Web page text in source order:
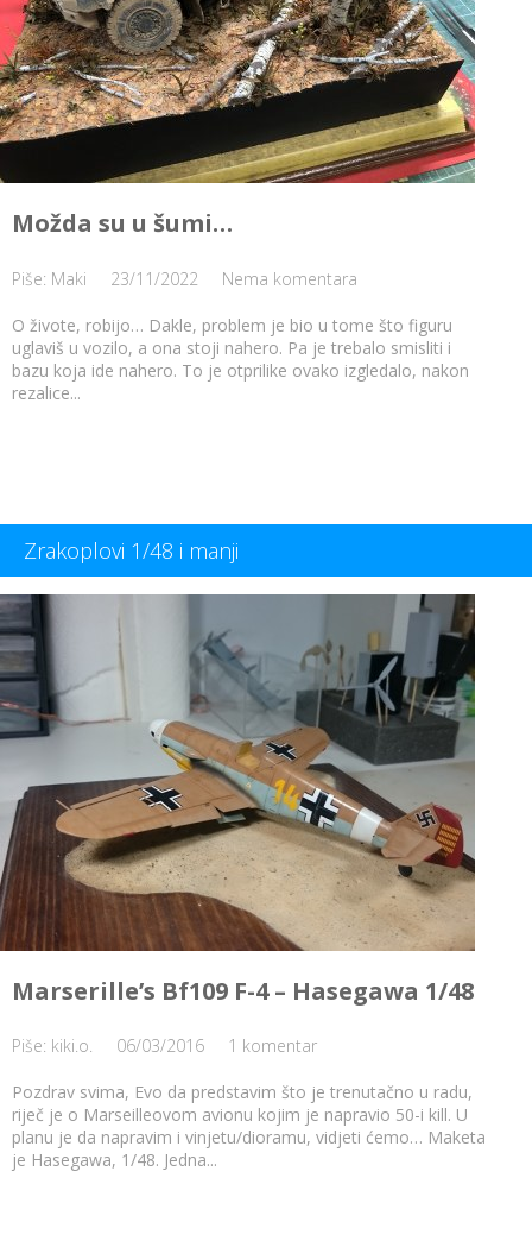
Možda su u šumi…
Piše: Maki 23/11/2022 Nema komentara
O živote, robijo… Dakle, problem je bio u tome što figuru
uglaviš u vozilo, a ona stoji nahero. Pa je trebalo smisliti i
bazu koja ide nahero. To je otprilike ovako izgledalo, nakon
rezalice...
Zrakoplovi 1/48 i manji
Marserille’s Bf109 F-4 – Hasegawa 1/48
Piše: kiki.o. 06/03/2016 1 komentar
Pozdrav svima, Evo da predstavim što je trenutačno u radu,
riječ je o Marseilleovom avionu kojim je napravio 50-i kill. U
planu je da napravim i vinjetu/dioramu, vidjeti ćemo… Maketa
je Hasegawa, 1/48. Jedna...